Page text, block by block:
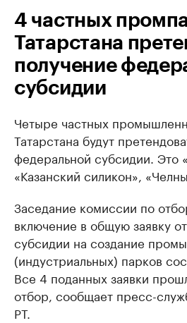
4 частных
Татарстана
получение
субсидии
Четыре частных
Татарстана будут
федеральной субсидии. Это
«Казанский силикон»,
Заседание комиссии по
включение в общую заявку
субсидии на создание
(индустриальных) парков
Все 4 поданных заявки
отбор, сообщает пресс-
РТ.